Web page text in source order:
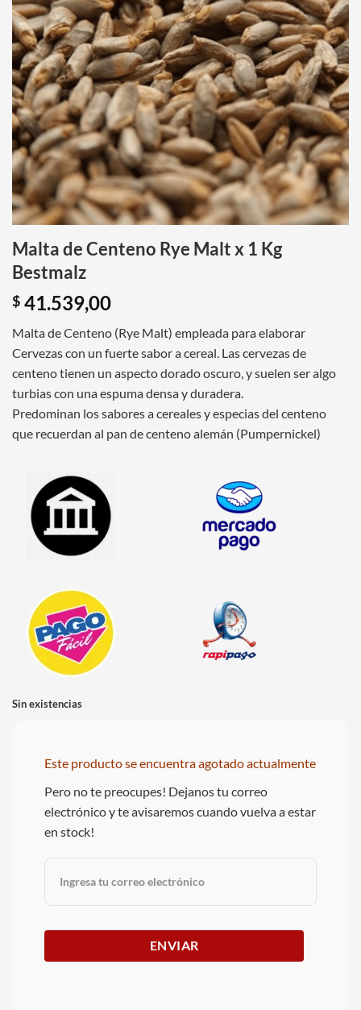
Malta de Centeno Rye Malt x 1 Kg
Bestmalz
$ 41.539,00
Malta de Centeno (Rye Malt) empleada para elaborar
Cervezas con un fuerte sabor a cereal. Las cervezas de
centeno tienen un aspecto dorado oscuro, y suelen ser algo
turbias con una espuma densa y duradera.
Predominan los sabores a cereales y especias del centeno
que recuerdan al pan de centeno alemán (Pumpernickel)
Sin existencias
Este producto se encuentra agotado actualmente
Pero no te preocupes! Dejanos tu correo
electrónico y te avisaremos cuando vuelva a estar
en stock!